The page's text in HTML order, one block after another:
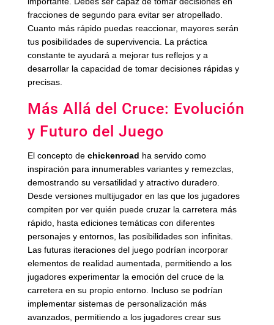
fracciones de segundo para evitar ser atropellado.
Cuanto más rápido puedas reaccionar, mayores serán
tus posibilidades de supervivencia. La práctica
constante te ayudará a mejorar tus reflejos y a
desarrollar la capacidad de tomar decisiones rápidas y
precisas.
Más Allá del Cruce: Evolución
y Futuro del Juego
El concepto de chickenroad ha servido como
inspiración para innumerables variantes y remezclas,
demostrando su versatilidad y atractivo duradero.
Desde versiones multijugador en las que los jugadores
compiten por ver quién puede cruzar la carretera más
rápido, hasta ediciones temáticas con diferentes
personajes y entornos, las posibilidades son infinitas.
Las futuras iteraciones del juego podrían incorporar
elementos de realidad aumentada, permitiendo a los
jugadores experimentar la emoción del cruce de la
carretera en su propio entorno. Incluso se podrían
implementar sistemas de personalización más
avanzados, permitiendo a los jugadores crear sus